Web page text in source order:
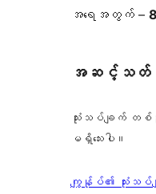
အရေအတွက် –
အဆင့်သတ်မှ
သုံးသပ်ချက် တစ်
မရှိသေးပါ။
ကျွန်ုပ်၏ သုံးသပ်